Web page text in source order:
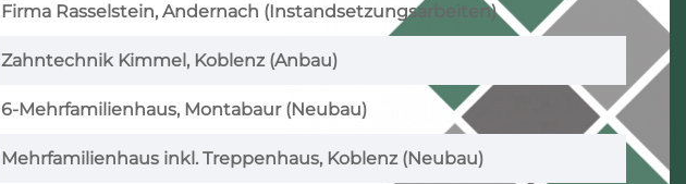
Firma Rasselstein, Andernach (Instandsetzungsarbeiten)
Zahntechnik Kimmel, Koblenz (Anbau)
6-Mehrfamilienhaus, Montabaur (Neubau)
Mehrfamilienhaus inkl. Treppenhaus, Koblenz (Neubau)